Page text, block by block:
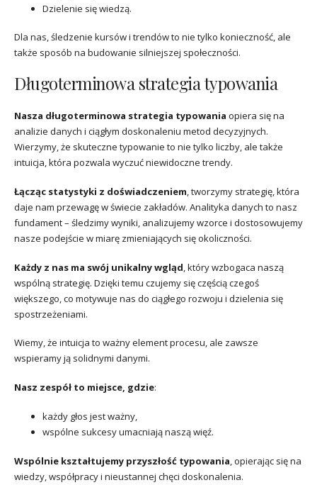
Dzielenie się wiedzą.
Dla nas, śledzenie kursów i trendów to nie tylko konieczność, ale
także sposób na budowanie silniejszej społeczności.
Długoterminowa strategia typowania
Nasza długoterminowa strategia typowania opiera się na
analizie danych i ciągłym doskonaleniu metod decyzyjnych.
Wierzymy, że skuteczne typowanie to nie tylko liczby, ale także
intuicja, która pozwala wyczuć niewidoczne trendy.
Łącząc statystyki z doświadczeniem, tworzymy strategię, która
daje nam przewagę w świecie zakładów. Analityka danych to nasz
fundament – śledzimy wyniki, analizujemy wzorce i dostosowujemy
nasze podejście w miarę zmieniających się okoliczności.
Każdy z nas ma swój unikalny wgląd, który wzbogaca naszą
wspólną strategię. Dzięki temu czujemy się częścią czegoś
większego, co motywuje nas do ciągłego rozwoju i dzielenia się
spostrzeżeniami.
Wiemy, że intuicja to ważny element procesu, ale zawsze
wspieramy ją solidnymi danymi.
Nasz zespół to miejsce, gdzie:
każdy głos jest ważny,
wspólne sukcesy umacniają naszą więź.
Wspólnie kształtujemy przyszłość typowania, opierając się na
wiedzy, współpracy i nieustannej chęci doskonalenia.